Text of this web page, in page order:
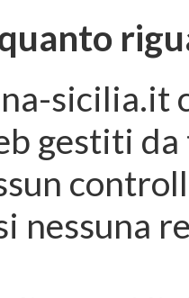
sicilia.it
gestiti
nessuna